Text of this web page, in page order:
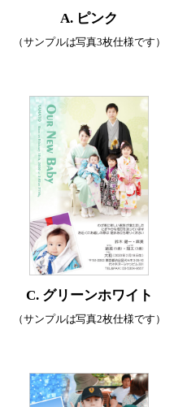
A. ピンク
（サンプルは写真3枚仕様です）
C. グリーンホワイト
（サンプルは写真2枚仕様です）